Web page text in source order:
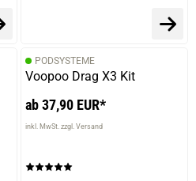
PODSYSTEME
Voopoo Drag X3 Kit
ab 37,90 EUR*
inkl. MwSt. zzgl. Versand